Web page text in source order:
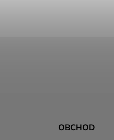
OBCHOD